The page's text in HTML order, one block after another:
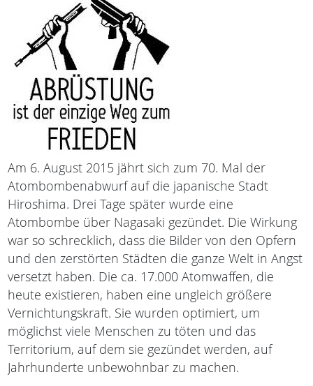
Am 6. August 2015 jährt sich zum 70. Mal der
Atombombenabwurf auf die japanische Stadt
Hiroshima. Drei Tage später wurde eine
Atombombe über Nagasaki gezündet. Die Wirkung
war so schrecklich, dass die Bilder von den Opfern
und den zerstörten Städten die ganze Welt in Angst
versetzt haben. Die ca. 17.000 Atomwaffen, die
heute existieren, haben eine ungleich größere
Vernichtungskraft. Sie wurden optimiert, um
möglichst viele Menschen zu töten und das
Territorium, auf dem sie gezündet werden, auf
Jahrhunderte unbewohnbar zu machen.